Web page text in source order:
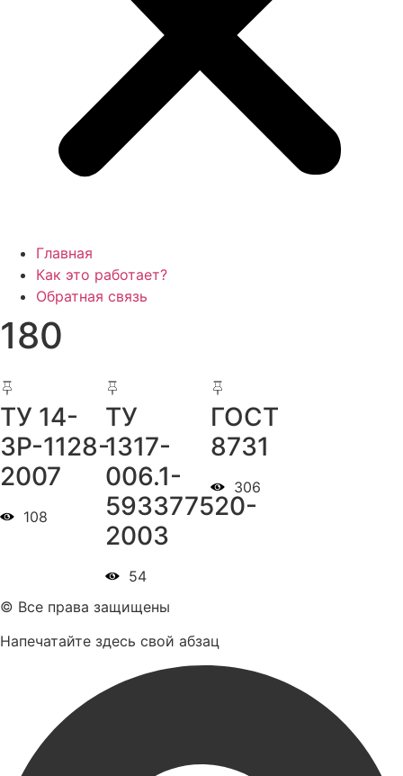
Главная
Как это работает?
Обратная связь
180
ТУ 14-
3Р-1128-
2007
108
ТУ
1317-
006.1-
593377520-
2003
54
ГОСТ
8731
306
© Все права защищены
Напечатайте здесь свой абзац